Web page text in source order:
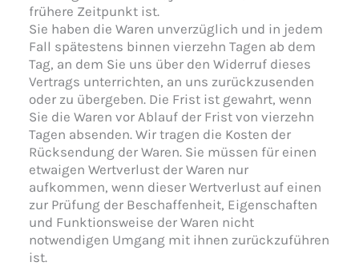
frühere Zeitpunkt ist.
Sie haben die Waren unverzüglich und in jedem
Fall spätestens binnen vierzehn Tagen ab dem
Tag, an dem Sie uns über den Widerruf dieses
Vertrags unterrichten, an uns zurückzusenden
oder zu übergeben. Die Frist ist gewahrt, wenn
Sie die Waren vor Ablauf der Frist von vierzehn
Tagen absenden. Wir tragen die Kosten der
Rücksendung der Waren. Sie müssen für einen
etwaigen Wertverlust der Waren nur
aufkommen, wenn dieser Wertverlust auf einen
zur Prüfung der Beschaffenheit, Eigenschaften
und Funktionsweise der Waren nicht
notwendigen Umgang mit ihnen zurückzuführen
ist.